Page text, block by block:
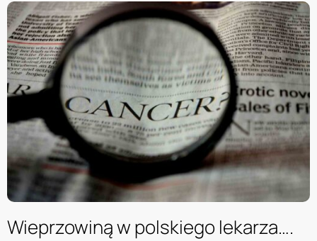
Wieprzowiną w polskiego lekarza….